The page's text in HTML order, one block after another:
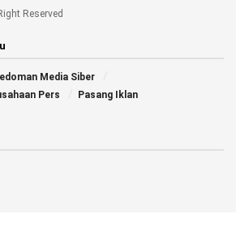
Reserved
Media Siber
Pers
Pasang Iklan